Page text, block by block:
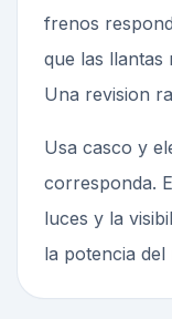
frenos
que las llantas
Una revision
Usa casco y
corresponda.
luces y la
la potencia del